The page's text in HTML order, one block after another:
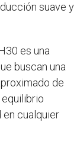
suave y
es una
buscan una
de
cualquier